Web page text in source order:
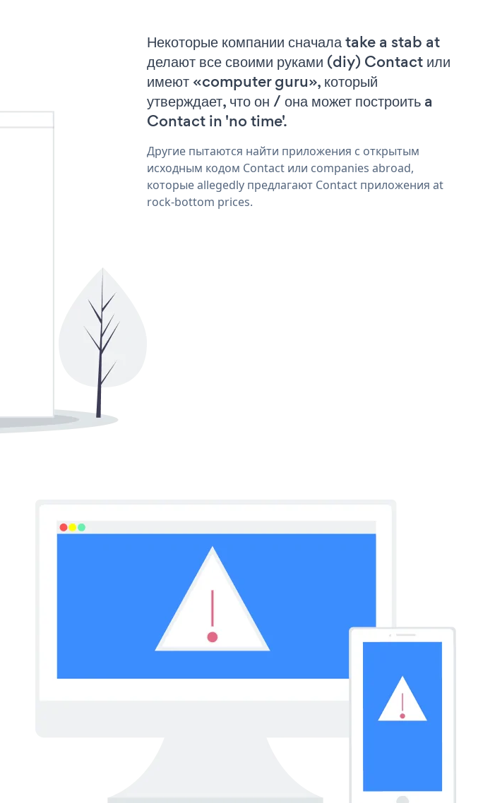
Некоторые компании сначала take a stab at
делают все своими руками (diy) Contact или
имеют «computer guru», который
утверждает, что он / она может построить a
Contact in 'no time'.
Другие пытаются найти приложения с открытым
исходным кодом Contact или companies abroad,
которые allegedly предлагают Contact приложения at
rock-bottom prices.